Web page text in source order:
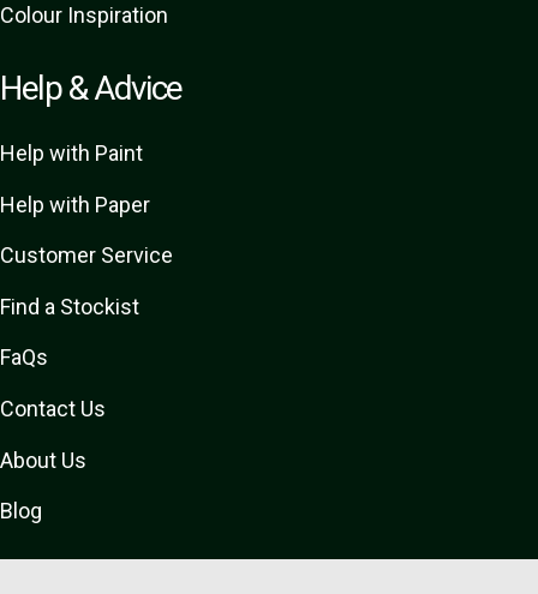
Colour Inspiration
Help & Advice
Help with Paint
Help with Paper
Customer Service
Find a Stockist
FaQs
Contact Us
About Us
Blog